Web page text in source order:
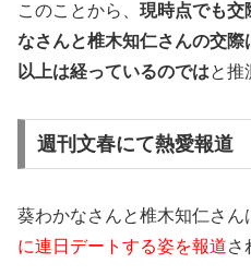
このことから、 現時点でも交
なさんと椎木知仁さんの交
以上は経っているのではと推
週刊文春にて熱愛報道
葵わかなさんと椎木知仁さん
に連日デートする姿を報道さ